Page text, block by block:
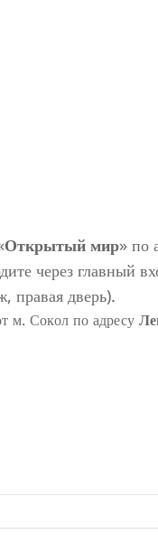
Открытый мир» по
через главный
правая дверь).
м. Сокол по адресу